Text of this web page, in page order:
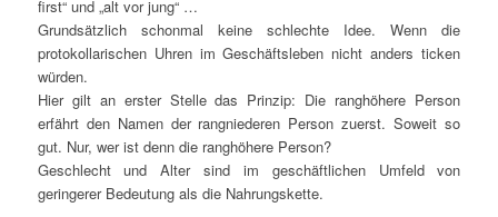
first“ und „alt vor jung“ …
Grundsätzlich schonmal keine schlechte Idee. Wenn die
protokollarischen Uhren im Geschäftsleben nicht anders ticken
würden.
Hier gilt an erster Stelle das Prinzip: Die ranghöhere Person
erfährt den Namen der rangniederen Person zuerst. Soweit so
gut. Nur, wer ist denn die ranghöhere Person?
Geschlecht und Alter sind im geschäftlichen Umfeld von
geringerer Bedeutung als die Nahrungskette.